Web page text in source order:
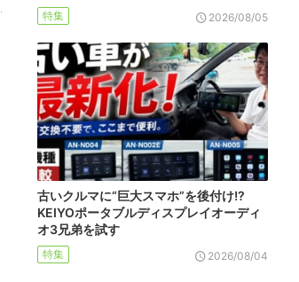
特集 2026/08/05
古いクルマに“巨大スマホ”を後付け!?
KEIYOポータブルディスプレイオーディ
オ3兄弟を試す
特集 2026/08/04